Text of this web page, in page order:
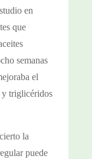
en
que
semanas
el
y triglicéridos
la
puede